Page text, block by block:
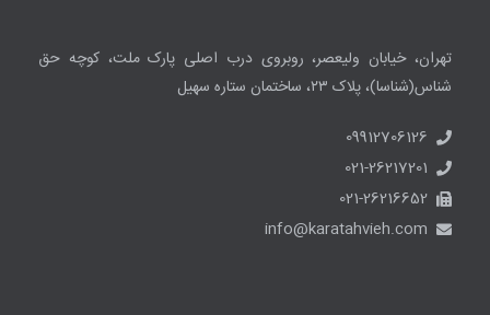
تهران، خیابان ولیعصر، روبروی درب اصلی پارک ملت، کوچه حق
شناس(شناسا)، پلاک ۲۳، ساختمان ستاره سهیل
09912706126
021-26217201
021-26216652
info@karatahvieh.com